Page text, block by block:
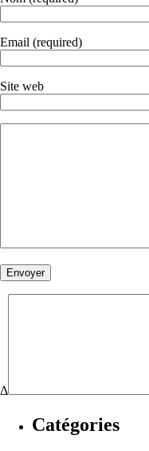
Email (required)
Site web
Δ
Catégories